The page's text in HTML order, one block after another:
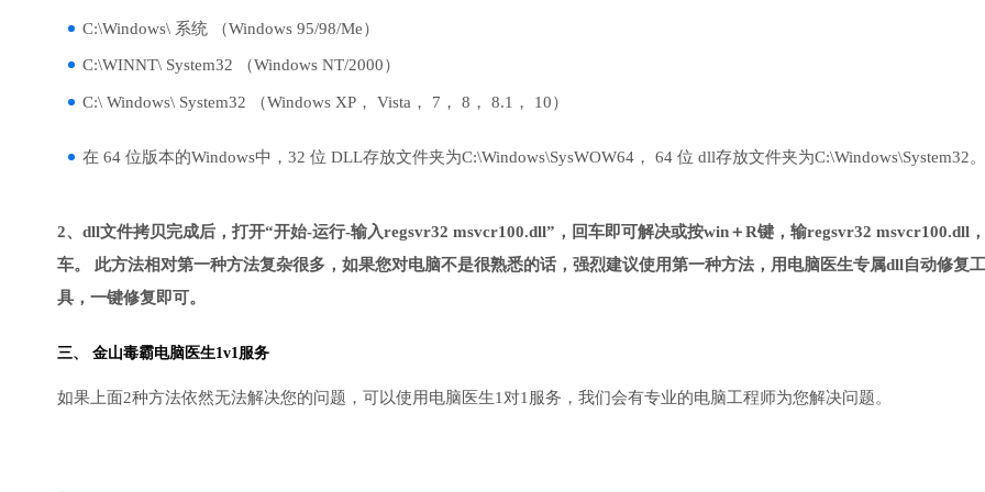
C:\Windows\ 系统 （Windows 95/98/Me）
C:\WINNT\ System32 （Windows NT/2000）
C:\ Windows\ System32 （Windows XP， Vista， 7， 8， 8.1， 10）
在 64 位版本的Windows中，32 位 DLL存放文件夹为C:\Windows\SysWOW64， 64 位 dll存放文件夹为C:\Windows\System32。
2、dll文件拷贝完成后，打开“开始-运行-输入regsvr32 msvcr100.dll”，回车即可解决或按win＋R键，输regsvr32 msvcr100.dll
车。 此方法相对第一种方法复杂很多，如果您对电脑不是很熟悉的话，强烈建议使用第一种方法，用电脑医生专属dll自动修复工
具，一键修复即可。
三、 金山毒霸电脑医生1v1服务
如果上面2种方法依然无法解决您的问题，可以使用电脑医生1对1服务，我们会有专业的电脑工程师为您解决问题。